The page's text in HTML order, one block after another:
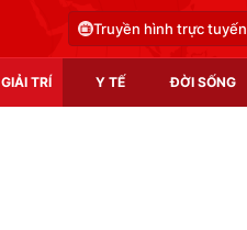
Truyền hình trực tuyến
GIẢI TRÍ Y TẾ ĐỜI SỐNG